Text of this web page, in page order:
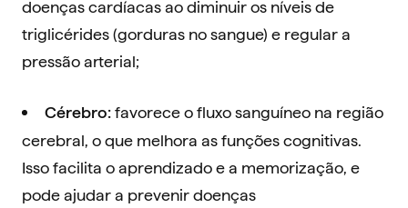
doenças cardíacas ao diminuir os níveis de
triglicérides (gorduras no sangue) e regular a
pressão arterial;
Cérebro: favorece o fluxo sanguíneo na região
cerebral, o que melhora as funções cognitivas.
Isso facilita o aprendizado e a memorização, e
pode ajudar a prevenir doenças